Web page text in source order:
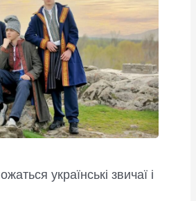
українські звичаї і